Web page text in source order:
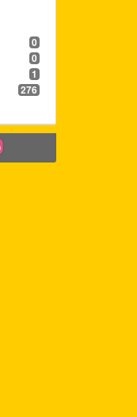
0
0
1
276